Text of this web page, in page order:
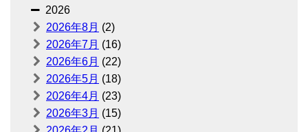
2026
2026年8月 (2)
2026年7月 (16)
2026年6月 (22)
2026年5月 (18)
2026年4月 (23)
2026年3月 (15)